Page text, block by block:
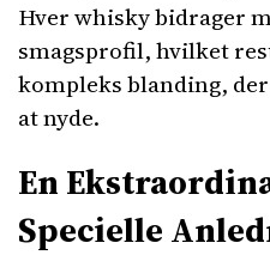
Hver whisky bidrager
smagsprofil, hvilket
kompleks blanding,
at nyde.
En
Specielle